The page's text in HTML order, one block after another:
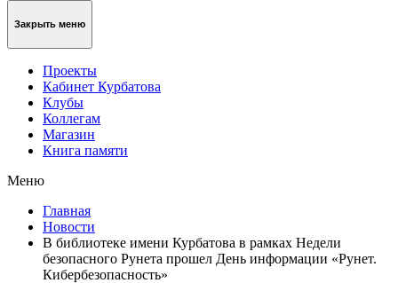
Закрыть меню
Проекты
Кабинет Курбатова
Клубы
Коллегам
Магазин
Книга памяти
Меню
Главная
Новости
В библиотеке имени Курбатова в рамках Недели
безопасного Рунета прошел День информации «Рунет.
Кибербезопасность»